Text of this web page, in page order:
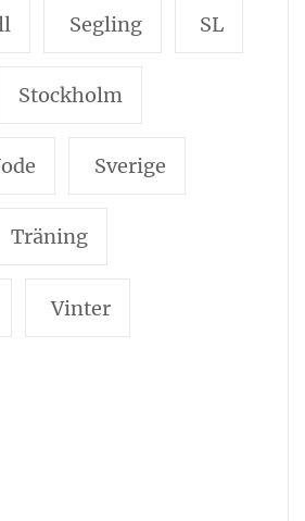
Segling SL
Stockholm
Sverige
Träning
Vinter